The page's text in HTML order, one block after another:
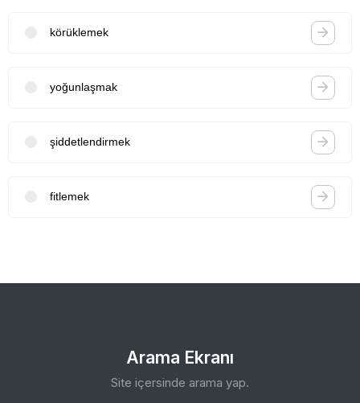
körüklemek
yoğunlaşmak
şiddetlendirmek
fitlemek
Arama Ekranı
Site içersinde arama yap.